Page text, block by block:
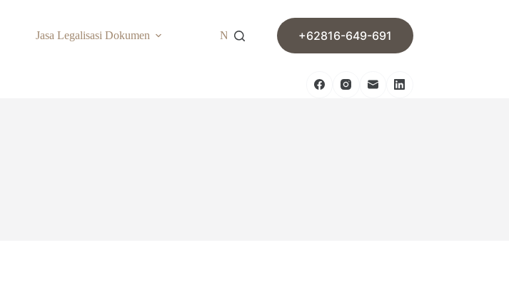
Jasa Legalisasi Dokumen News Contact
+62816-649-691